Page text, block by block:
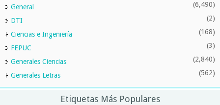
General
(6,490)
DTI (2)
Ciencias e Ingeniería (168)
FEPUC (3)
Generales Ciencias (2,840)
Generales Letras (562)
Etiquetas Más Populares